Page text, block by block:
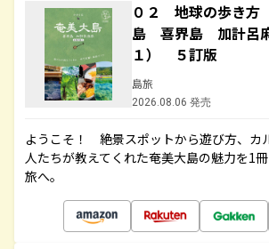
０２ 地球の歩き
島 喜界島 加計呂
１） ５訂版
島旅
2026.08.06 発売
ようこそ！ 絶景スポットから遊び方、カ
人たちが教えてくれた奄美大島の魅力を1
旅へ。